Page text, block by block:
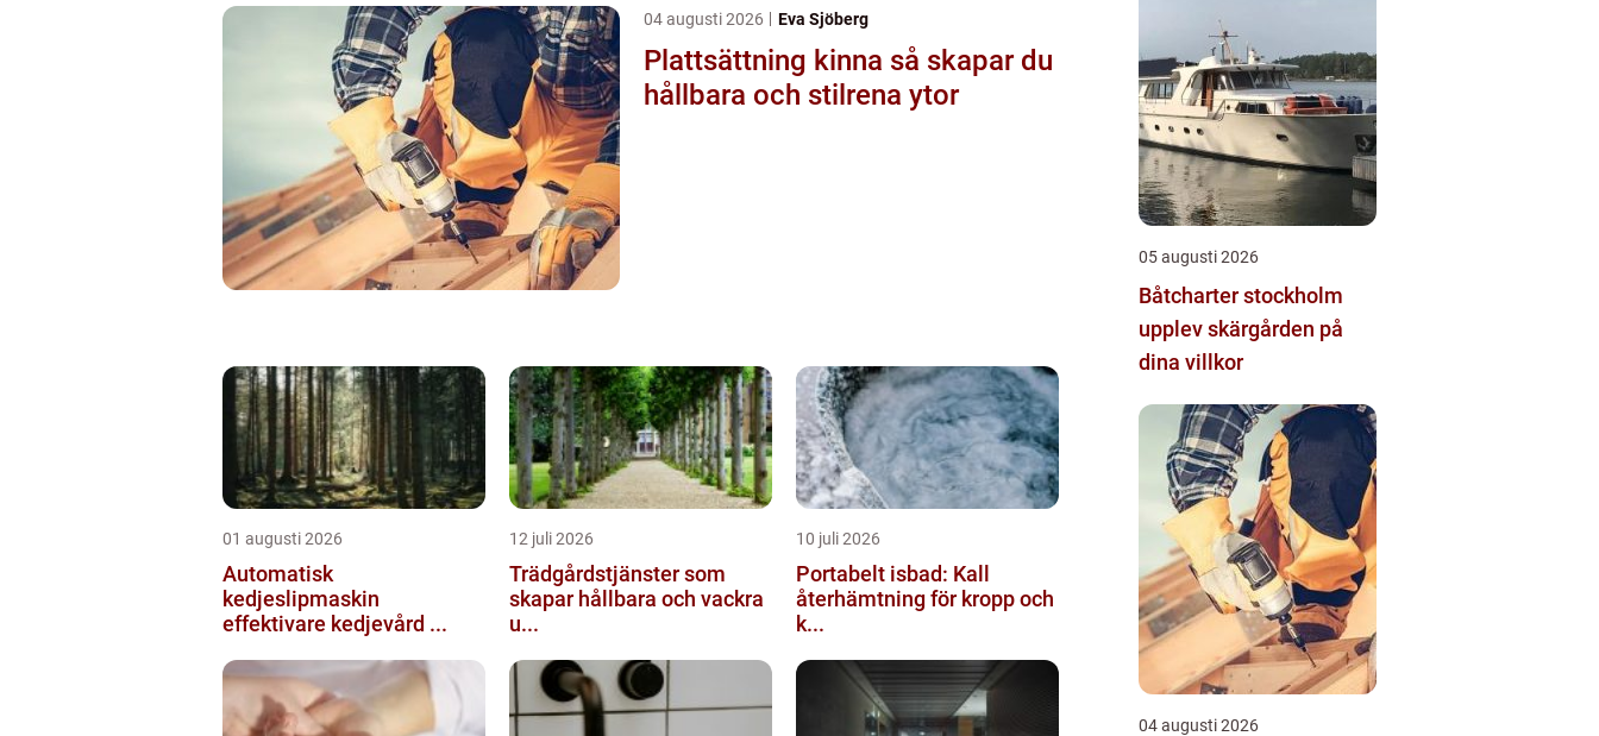
04 augusti 2026 Eva Sjöberg
Plattsättning kinna så skapar du
hållbara och stilrena ytor
01 augusti 2026
Automatisk
kedjeslipmaskin
effektivare kedjevård ...
12 juli 2026
Trädgårdstjänster som
skapar hållbara och vackra
u...
10 juli 2026
Portabelt isbad: Kall
återhämtning för kropp och
k...
05 augusti 2026
Båtcharter stockholm
upplev skärgården på
dina villkor
04 augusti 2026